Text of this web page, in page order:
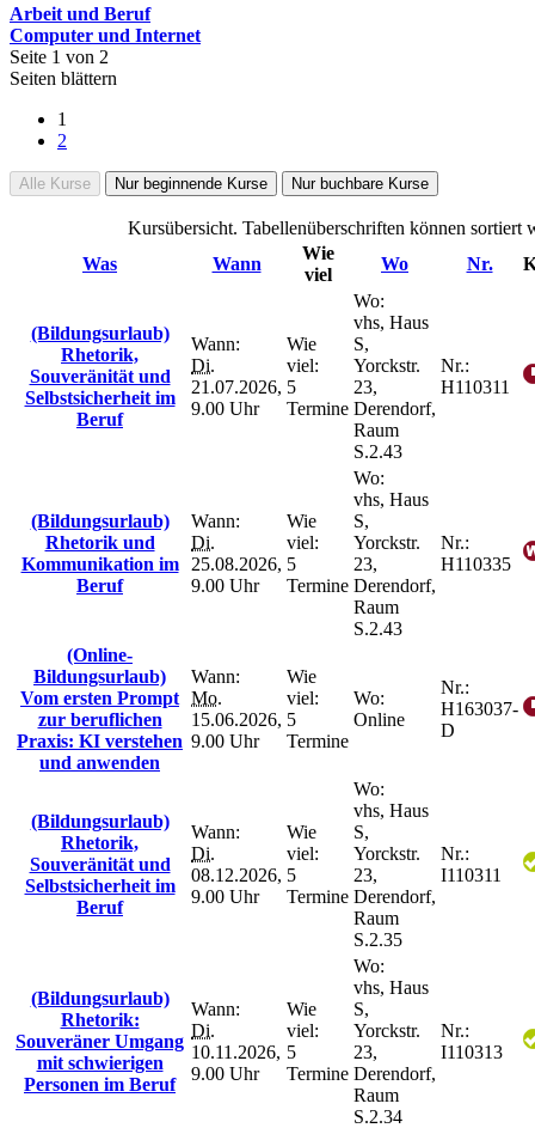
Arbeit und Beruf
Computer und Internet
Seite 1 von 2
Seiten blättern
1
2
Alle Kurse Nur beginnende Kurse Nur buchbare Kurse
Kursübersicht. Tabellenüberschriften können sortiert
Was
Wann
Wie
viel
Wo Nr.
(Bildungsurlaub)
Rhetorik,
Souveränität und
Selbstsicherheit im
Beruf
Wann:
Di.
21.07.2026,
9.00 Uhr
Wie
viel:
5
Termine
Wo:
vhs, Haus
S,
Yorckstr.
23,
Derendorf,
Raum
S.2.43
Nr.:
H110311
(Bildungsurlaub)
Rhetorik und
Kommunikation im
Beruf
Wann:
Di.
25.08.2026,
9.00 Uhr
Wie
viel:
5
Termine
Wo:
vhs, Haus
S,
Yorckstr.
23,
Derendorf,
Raum
S.2.43
Nr.:
H110335
(Online-
Bildungsurlaub)
Vom ersten Prompt
zur beruflichen
Praxis: KI verstehen
und anwenden
Wann:
Mo.
15.06.2026,
9.00 Uhr
Wie
viel:
5
Termine
Wo:
Online
Nr.:
H163037-
D
(Bildungsurlaub)
Rhetorik,
Souveränität und
Selbstsicherheit im
Beruf
Wann:
Di.
08.12.2026,
9.00 Uhr
Wie
viel:
5
Termine
Wo:
vhs, Haus
S,
Yorckstr.
23,
Derendorf,
Raum
S.2.35
Nr.:
I110311
(Bildungsurlaub)
Rhetorik:
Souveräner Umgang
mit schwierigen
Personen im Beruf
Wann:
Di.
10.11.2026,
9.00 Uhr
Wie
viel:
5
Termine
Wo:
vhs, Haus
S,
Yorckstr.
23,
Derendorf,
Raum
S.2.34
Nr.:
I110313